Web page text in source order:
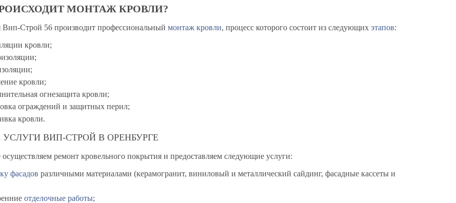
МОНТАЖ КРОВЛИ?
Строй 56 производит профессиональный монтаж кровли, процесс которого состоит из следующих этапов:
кровли;
кровли;
огнезащита кровли;
ограждений и защитных перил;
кровли.
УСЛУГИ ВИП-СТРОЙ В ОРЕНБУРГЕ
ремонт кровельного покрытия и предоставляем следующие услуги:
фасадов различными материалами (керамогранит, виниловый и металлический сайдинг, фасадные кассеты и
отделочные работы;